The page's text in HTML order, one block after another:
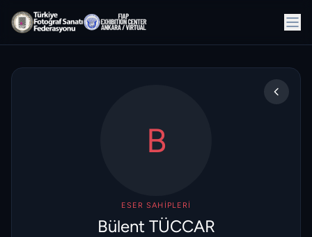
B
ESER SAHIPLERI
Bülent TÜCCAR